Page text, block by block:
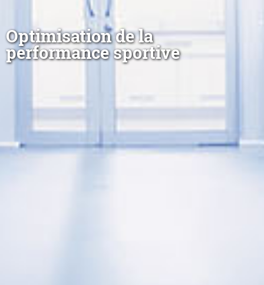
Optimisation de la
performance sportive